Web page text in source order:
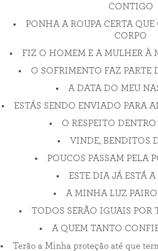
CONTIGO
PONHA A ROUPA CERTA
CORPO
FIZ O HOMEM E A MULHER À
O SOFRIMENTO FAZ PARTE
A DATA DO MEU
ESTÁS SENDO ENVIADO PARA
O RESPEITO
VINDE, BENDITOS
POUCOS PASSAM PELA
ESTE DIA JÁ ESTÁ
A MINHA LUZ
TODOS SERÃO IGUAIS POR
A QUEM TANTO
Terão a Minha proteção até que